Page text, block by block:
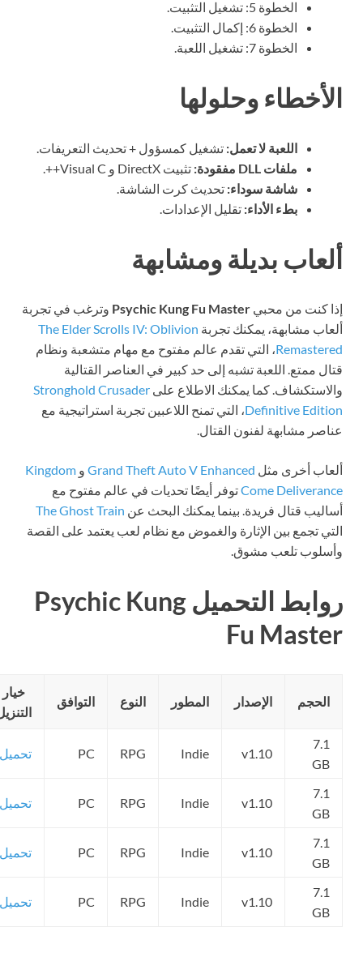
الخطوة 5: تشغيل التثبيت.
الخطوة 6: إكمال التثبيت.
الخطوة 7: تشغيل اللعبة.
الأخطاء وحلولها
اللعبة لا تعمل:تشغيل كمسؤول + تحديث التعريفات.
ملفات DLL مفقودة:
تثبيت DirectX و Visual C++.
شاشة سوداء:تحديث كرت الشاشة.
بطء الأداء:تقليل الإعدادات.
ألعاب بديلة ومشابهة
إذا كنت من محبيPsychic Kung Fu Masterوترغب في تجربة
ألعاب مشابهة، يمكنك تجربة The Elder Scrolls IV: Oblivion
Remastered، التي تقدم عالم مفتوح مع مهام متشعبة ونظام
قتال ممتع. اللعبة تشبه إلى حد كبير في العناصر القتالية
والاستكشاف. كما يمكنك الاطلاع علىStronghold Crusader
Definitive Edition، التي تمنح اللاعبين تجربة استراتيجية مع
عناصر مشابهة لفنون القتال.
ألعاب أخرى مثلGrand Theft Auto V EnhancedوKingdom
Come Deliveranceتوفر أيضًا تحديات في عالم مفتوح مع
أساليب قتال فريدة. بينما يمكنك البحث عنThe Ghost Train
التي تجمع بين الإثارة والغموض مع نظام لعب يعتمد على القصة
وأسلوب تلعب مشوق.
روابط التحميل Psychic Kung
Fu Master
الحجم الإصدار المطور النوع التوافق
خيار
التنزيل
GB
v1.10
Indie
RPG تحميل
GB
v1.10
Indie
RPG تحميل
GB
v1.10
Indie
RPG تحميل
GB
v1.10
Indie
RPG تحميل